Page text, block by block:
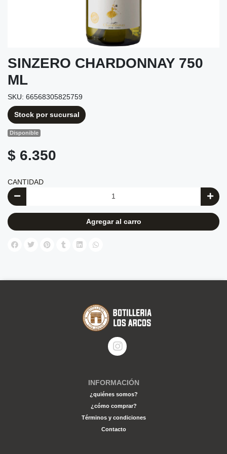
SINZERO CHARDONNAY 750
ML
SKU: 66568305825759
Stock por sucursal
Disponible
$ 6.350
CANTIDAD
Agregar al carro
INFORMACIÓN
¿quiénes somos?
¿cómo comprar?
Términos y condiciones
Contacto